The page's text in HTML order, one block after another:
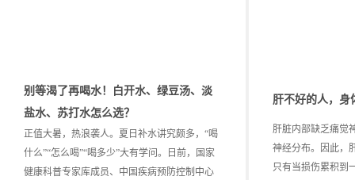
别等渴了再喝水！白开水、绿豆汤、淡
盐水、苏打水怎么选？
正值大暑，热浪袭人。夏日补水讲究颇多，“喝
什么”“怎么喝”“喝多少”大有学问。日前，国家
健康科普专家库成员、中国疾病预防控制中心
肝不好的人，身
肝脏内部缺乏痛觉
神经分布。因此，
只有当损伤累积到